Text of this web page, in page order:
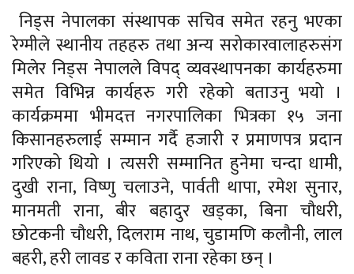
निड्स नेपालका संस्थापक सचिव समेत रहनु भएका
रेग्मीले स्थानीय तहहरु तथा अन्य सरोकारवालाहरुसंग
मिलेर निड्स नेपालले विपद् व्यवस्थापनका कार्यहरुमा
समेत विभिन्न कार्यहरु गरी रहेको बताउनु भयो ।
कार्यक्रममा भीमदत्त नगरपालिका भित्रका १५ जना
किसानहरुलाई सम्मान गर्दै हजारी र प्रमाणपत्र प्रदान
गरिएको थियो । त्यसरी सम्मानित हुनेमा चन्दा धामी,
दुखी राना, विष्णु चलाउने, पार्वती थापा, रमेश सुनार,
मानमती राना, बीर बहादुर खड्का, बिना चौधरी,
छोटकनी चौधरी, दिलराम नाथ, चुडामणि कलौनी, लाल
बहरी, हरी लावड र कविता राना रहेका छन् ।